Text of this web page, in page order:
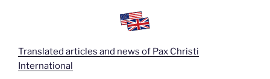
Translated articles and news of Pax Christi
International